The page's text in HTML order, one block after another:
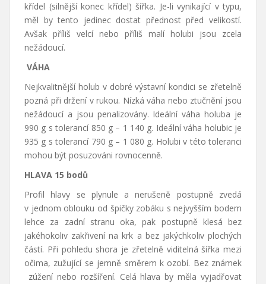
křídel (silnější konec křídel) šířka. Je-li vynikající v typu,
měl by tento jedinec dostat přednost před velikostí.
Avšak příliš velcí nebo příliš malí holubi jsou zcela
nežádoucí.
VÁHA
Nejkvalitnější holub v dobré výstavní kondici se zřetelně
pozná při držení v rukou. Nízká váha nebo ztučnění jsou
nežádoucí a jsou penalizovány. Ideální váha holuba je
990 g s tolerancí 850 g – 1 140 g. Ideální váha holubic je
935 g s tolerancí 790 g – 1 080 g. Holubi v této toleranci
mohou být posuzováni rovnocenně.
HLAVA 15 bodů
Profil hlavy se plynule a nerušeně postupně zvedá
v jednom oblouku od špičky zobáku s nejvyšším bodem
lehce za zadní stranu oka, pak postupně klesá bez
jakéhokoliv zakřivení na krk a bez jakýchkoliv plochých
částí. Při pohledu shora je zřetelně viditelná šířka mezi
očima, zužující se jemně směrem k ozobí. Bez známek
zúžení nebo rozšíření. Celá hlava by měla vyjadřovat